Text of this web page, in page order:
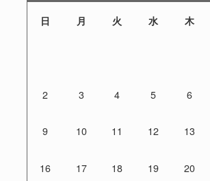
日 月 火 水 木
2 3 4 5 6
9 10 11 12 13
16 17 18 19 20